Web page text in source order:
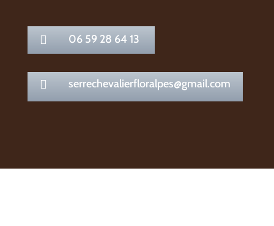
 06 59 28 64 13
 serrechevalierfloralpes@gmail.com